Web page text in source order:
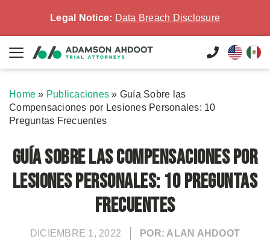
Legal Notice: Data Breach Disclosure
Home » Publicaciones » Guía Sobre las
Compensaciones por Lesiones Personales: 10
Preguntas Frecuentes
Guía Sobre las Compensaciones por
Lesiones Personales: 10 Preguntas
Frecuentes
DICIEMBRE 1, 2022 POR: ALAN AHDOOT